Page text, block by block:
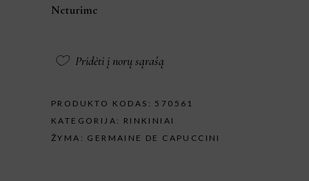
Neturime
Pridėti į norų sąrašą
PRODUKTO KODAS: 570561
KATEGORIJA: RINKINIAI
ŽYMA: GERMAINE DE CAPUCCINI